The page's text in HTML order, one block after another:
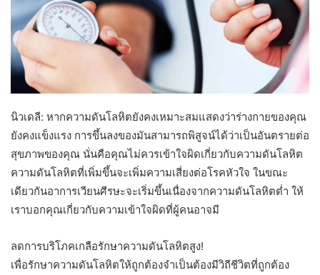
นิวเดลี: หากความดันโลหิตยังคงเหมาะสมแสดงว่าร่างกายของคุณ
ยังคงแข็งแรง การขึ้นลงของมันสามารถพิสูจน์ได้ว่าเป็นอันตรายต่อ
สุขภาพของคุณ นั่นคือคุณไม่ควรเข้าใจผิดเกี่ยวกับความดันโลหิต
ความดันโลหิตที่เพิ่มขึ้นจะเพิ่มความเสี่ยงต่อโรคหัวใจ ในขณะ
เดียวกันอาการเวียนศีรษะจะเริ่มขึ้นเนื่องจากความดันโลหิตต่ำ ให้
เราบอกคุณเกี่ยวกับความเข้าใจผิดที่ผู้คนอาจมี
ลดการบริโภคเกลือรักษาความดันโลหิตสูง!
เพื่อรักษาความดันโลหิตให้ถูกต้องจำเป็นต้องมีวิถีชีวิตที่ถูกต้อง